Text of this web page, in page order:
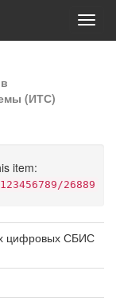
(ИТС)
item:
26889
цифровых СБИС